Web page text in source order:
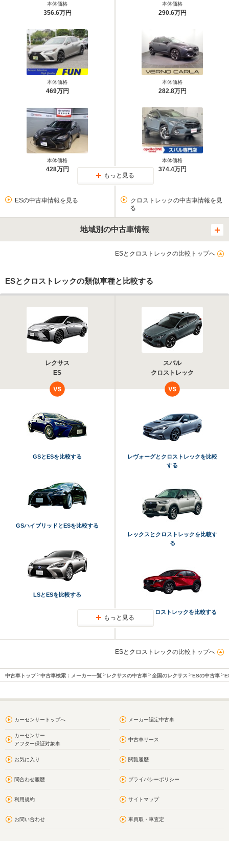
本体価格
356.6万円
本体価格
469万円
本体価格
428万円
本体価格
290.6万円
本体価格
282.8万円
本体価格
374.4万円
もっと見る
ESの中古車情報を見る
クロストレックの中古車情報を見
る
地域別の中古車情報
ESとクロストレックの比較トップへ
ESとクロストレックの類似車種と比較する
レクサス
ES
スバル
クロストレック
GSとESを比較する
GSハイブリッドとESを比較する
LSとESを比較する
レヴォーグとクロストレックを比較
する
レックスとクロストレックを比較す
る
CX-30とクロストレックを比較する
もっと見る
ESとクロストレックの比較トップへ
中古車トップ 中古車検索：メーカー一覧 レクサスの中古車 全国のレクサス ESの中古車
カーセンサートップへ メーカー認定中古車
カーセンサー
アフター保証対象車
中古車リース
お気に入り 閲覧履歴
問合わせ履歴 プライバシーポリシー
利用規約 サイトマップ
お問い合わせ 車買取・車査定